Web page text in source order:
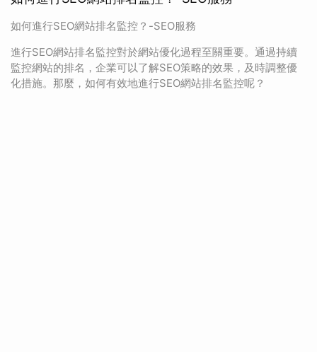
如何進行SEO網站排名監控？-SEO服務
進行SEO網站排名監控對於網站優化過程至關重要。通過持續
監控網站的排名，企業可以了解SEO策略的效果，及時調整優
化措施。那麼，如何有效地進行SEO網站排名監控呢？